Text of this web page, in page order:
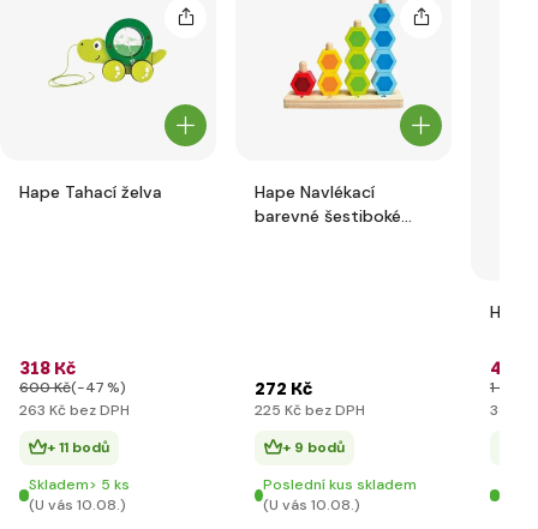
Hape Tahací želva
318 Kč
600 Kč(-47 %)
263 Kč bez DPH
+ 11 bodů
Skladem> 5 ks
(U vás 10.08.)
Hape Navlékací
barevné šestiboké
272 Kč
225 Kč bez DPH
+ 9 bodů
Poslední kus skladem
(U vás 10.08.)
Hape
464
1 082
383